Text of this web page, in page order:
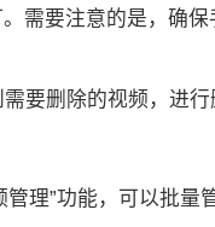
需要注意的是，确保
要删除的视频，进行
理”功能，可以批量